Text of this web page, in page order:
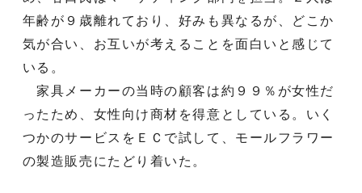
年齢が９歳離れており、好みも異なるが、どこか
気が合い、お互いが考えることを面白いと感じて
いる。
家具メーカーの当時の顧客は約９９％が女性だ
ったため、女性向け商材を得意としている。いく
つかのサービスをＥＣで試して、モールフラワー
の製造販売にたどり着いた。